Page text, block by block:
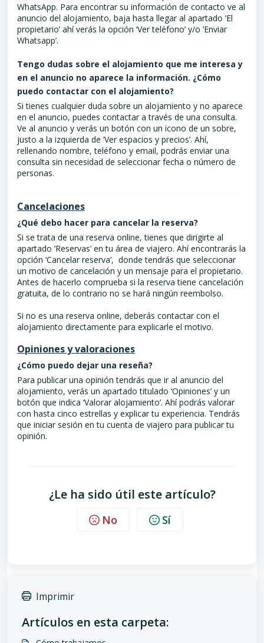
WhatsApp. Para encontrar su información de contacto ve al
anuncio del alojamiento, baja hasta llegar al apartado ‘El
propietario’ ahí verás la opción ‘Ver teléfono’ y/o ‘Enviar
Whatsapp’.
Tengo dudas sobre el alojamiento que me interesa y
en el anuncio no aparece la información. ¿Cómo
puedo contactar con el alojamiento?
Si tienes cualquier duda sobre un alojamiento y no aparece
en el anuncio, puedes contactar a través de una consulta.
Ve al anuncio y verás un botón con un icono de un sobre,
justo a la izquierda de ‘Ver espacios y precios’. Ahí,
rellenando nombre, teléfono y email, podrás enviar una
consulta sin necesidad de seleccionar fecha o número de
personas.
Cancelaciones
¿Qué debo hacer para cancelar la reserva?
Si se trata de una reserva online, tienes que dirigirte al
apartado ‘Reservas’ en tu área de viajero. Ahí encontrarás la
opción ‘Cancelar reserva’, donde tendrás que seleccionar
un motivo de cancelación y un mensaje para el propietario.
Antes de hacerlo comprueba si la reserva tiene cancelación
gratuita, de lo contrario no se hará ningún reembolso.
Si no es una reserva online, deberás contactar con el
alojamiento directamente para explicarle el motivo.
Opiniones y valoraciones
¿Cómo puedo dejar una reseña?
Para publicar una opinión tendrás que ir al anuncio del
alojamiento, verás un apartado titulado ‘Opiniones’ y un
botón que indica ‘Valorar alojamiento’. Ahí podrás valorar
con hasta cinco estrellas y explicar tu experiencia. Tendrás
que iniciar sesión en tu cuenta de viajero para publicar tu
opinión.
¿Le ha sido útil este artículo?
No Sí
Imprimir
Artículos en esta carpeta: